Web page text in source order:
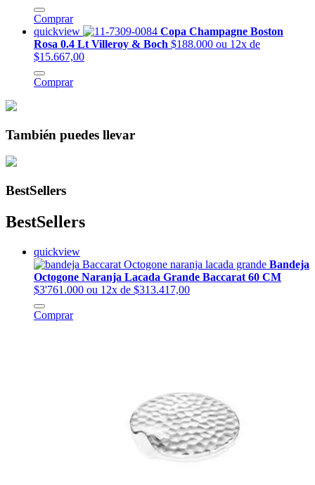
Comprar
quickview
Copa Champagne Boston
Rosa 0.4 Lt Villeroy & Boch $188.000 ou 12x de
$15.667,00
Comprar
También puedes llevar
BestSellers
BestSellers
quickview
Bandeja
Octogone Naranja Lacada Grande Baccarat 60 CM
$3'761.000 ou 12x de $313.417,00
Comprar